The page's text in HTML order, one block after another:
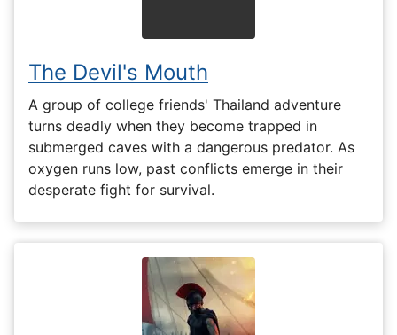
The Devil's Mouth
A group of college friends' Thailand adventure
turns deadly when they become trapped in
submerged caves with a dangerous predator. As
oxygen runs low, past conflicts emerge in their
desperate fight for survival.